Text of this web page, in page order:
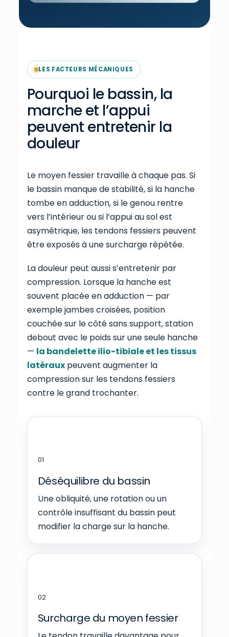
LES FACTEURS MÉCANIQUES
Pourquoi le bassin, la
marche et l’appui
peuvent entretenir la
douleur
Le moyen fessier travaille à chaque pas. Si
le bassin manque de stabilité, si la hanche
tombe en adduction, si le genou rentre
vers l’intérieur ou si l’appui au sol est
asymétrique, les tendons fessiers peuvent
être exposés à une surcharge répétée.
La douleur peut aussi s’entretenir par
compression. Lorsque la hanche est
souvent placée en adduction — par
exemple jambes croisées, position
couchée sur le côté sans support, station
debout avec le poids sur une seule hanche
— la bandelette ilio-tibiale et les tissus
latérauxpeuvent augmenter la
compression sur les tendons fessiers
contre le grand trochanter.
01
Déséquilibre du bassin
Une obliquité, une rotation ou un
contrôle insuffisant du bassin peut
modifier la charge sur la hanche.
02
Surcharge du moyen fessier